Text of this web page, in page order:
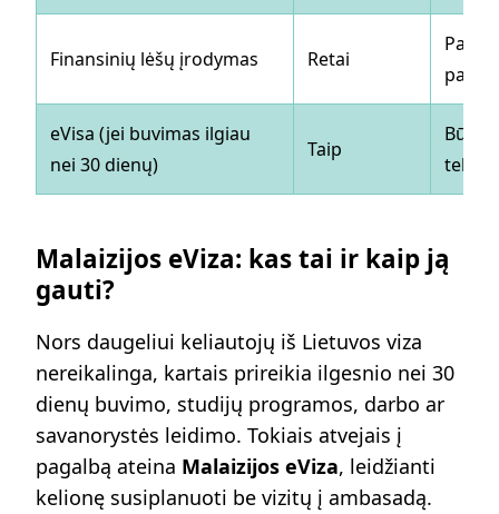
Finansinių lėšų įrodymas Retai
eVisa (jei buvimas ilgiau
nei 30 dienų)
Taip
Malaizijos eViza: kas tai ir kaip ją
gauti?
Nors daugeliui keliautojų iš Lietuvos viza
nereikalinga, kartais prireikia ilgesnio nei 30
dienų buvimo, studijų programos, darbo ar
savanorystės leidimo. Tokiais atvejais į
pagalbą ateina Malaizijos eViza, leidžianti
kelionę susiplanuoti be vizitų į ambasadą.